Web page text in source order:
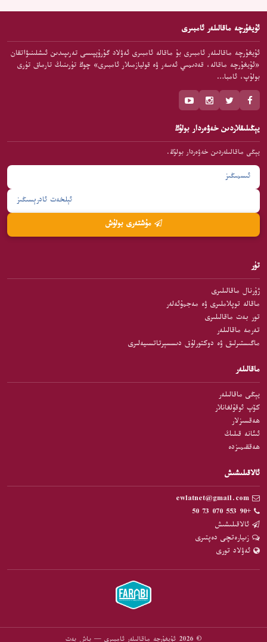
ئۇيغۇرچە ماقالىلەر ئامبىرى
ئۇيغۇرچە ماقالىلەر ئامبىرى بۇ ماقالە ئامبىرى ئەۋلاد گۇرۇپپىسى تەرىپىدىن ئىشلىنىۋاتقان
«ئۇيغۇرچە ماقالە، قەدىمىي ئەسەر ۋە قوليازمىلار ئامبىرى» چوڭ تۈرىنىڭ تارماق تۈرى
بولۇپ، ئامبا…
يېڭىلىقلاردىن خەۋەردار بولۇڭ
يېڭى ماقالىلەردىن خەۋەردار بولۇڭ.
تۈر
ژۇرنال ماقالىلىرى
ماقالە توپلاملىرى ۋە مەجمۇئەلەر
تور بەت ماقالىلىرى
تەرمە ماقالىلەر
ماگىستىرلىق ۋە دوكتورلۇق دىسسېرتاتسىيەلىرى
ماقالىلەر
يېڭى ماقالىلەر
كۆپ ئوقۇلغانلار
ھەقسىزلار
ئىئانە قىلىڭ
ھەققىمىزدە
ئالاقىلىشىش
+90 553 070 73 50
ئالاقىلىشىش
زىيارەتچى دەپتىرى
ئەۋلاد تورى